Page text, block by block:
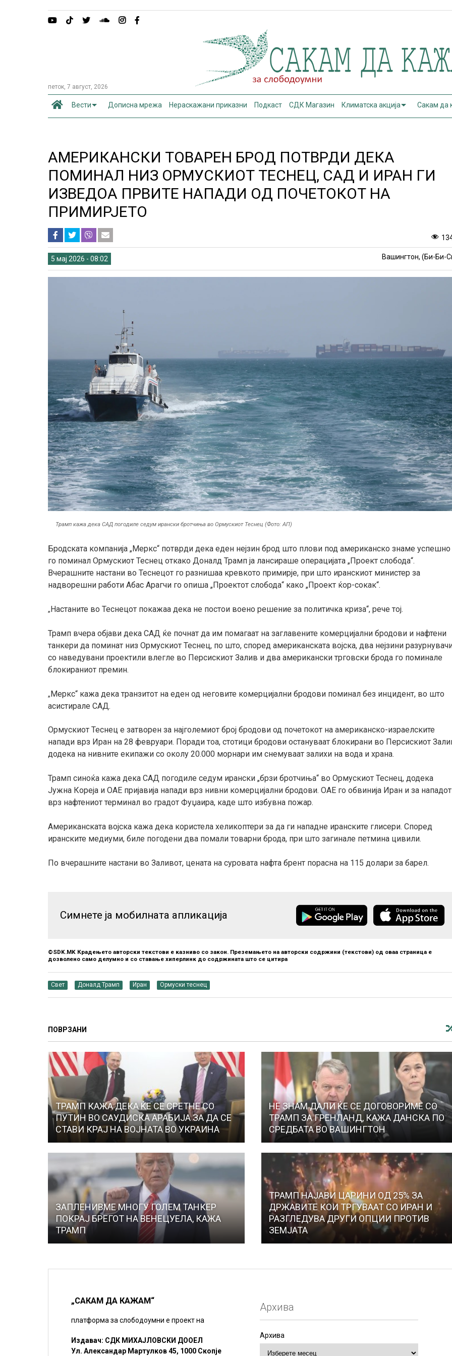
петок, 7 август, 2026
Вести Дописна мрежа Нераскажани приказни Подкаст СДК Магазин Климатска акција Сакам да
АМЕРИКАНСКИ ТОВАРЕН БРОД ПОТВРДИ ДЕКА
ПОМИНАЛ НИЗ ОРМУСКИОТ ТЕСНЕЦ, САД И ИРАН ГИ
ИЗВЕДОА ПРВИТЕ НАПАДИ ОД ПОЧЕТОКОТ НА
ПРИМИРЈЕТО
5 мај 2026 - 08:02 Вашингтон, (Би-Би-
Трамп кажа дека САД погодиле седум ирански бротчиња во Ормускиот Теснец (Фото: АП)
Бродската компанија „Меркс“ потврди дека еден нејзин брод што плови под американско знаме успешно
го поминал Ормускиот Теснец откако Доналд Трамп ја лансираше операцијата „Проект слобода“.
Вчерашните настани во Теснецот го разнишаа кревкото примирје, при што иранскиот министер за
надворешни работи Абас Арагчи го опиша „Проектот слобода“ како „Проект ќор-сокак“.
„Настаните во Теснецот покажаа дека не постои воено решение за политичка криза“, рече тој.
Трамп вчера објави дека САД ќе почнат да им помагаат на заглавените комерцијални бродови и нафтени
танкери да поминат низ Ормускиот Теснец, по што, според американската војска, два нејзини
со наведувани проектили влегле во Персискиот Залив и два американски трговски брода го поминале
блокираниот премин.
„Меркс“ кажа дека транзитот на еден од неговите комерцијални бродови поминал без инцидент, во што
асистирале САД.
Ормускиот Теснец е затворен за најголемиот број бродови од почетокот на американско-израелските
напади врз Иран на 28 февруари. Поради тоа, стотици бродови остануваат блокирани во Персискиот
додека на нивните екипажи со околу 20.000 морнари им снемуваат залихи на вода и храна.
Трамп синоќа кажа дека САД погодиле седум ирански „брзи бротчиња“ во Ормускиот Теснец, додека
Јужна Кореја и ОАЕ пријавија напади врз нивни комерцијални бродови. ОАЕ го обвинија Иран и за нападот
врз нафтениот терминал во градот Фуџаира, каде што избувна пожар.
Американската војска кажа дека користела хеликоптери за да ги нападне иранските глисери. Според
иранските медиуми, биле погодени два помали товарни брода, при што загинале петмина цивили.
По вчерашните настани во Заливот, цената на суровата нафта брент порасна на 115 долари за барел.
Симнете ја мобилната апликација
©SDK.MK Крадењето авторски текстови е казниво со закон. Преземањето на авторски содржини (текстови) од оваа страница е
дозволено само делумно и со ставање хиперлинк до содржината што се цитира
Свет Доналд Трамп Иран Ормуски теснец
ПОВРЗАНИ
ТРАМП КАЖА ДЕКА ЌЕ СЕ СРЕТНЕ СО
ПУТИН ВО САУДИСКА АРАБИЈА ЗА ДА СЕ
СТАВИ КРАЈ НА ВОЈНАТА ВО УКРАИНА
НЕ ЗНАМ ДАЛИ ЌЕ СЕ ДОГОВОРИМЕ СО
ТРАМП ЗА ГРЕНЛАНД, КАЖА ДАНСКА ПО
СРЕДБАТА ВО ВАШИНГТОН
ЗАПЛЕНИВМЕ МНОГУ ГОЛЕМ ТАНКЕР
ПОКРАЈ БРЕГОТ НА ВЕНЕЦУЕЛА, КАЖА
ТРАМП
ТРАМП НАЈАВИ ЦАРИНИ ОД 25% ЗА
ДРЖАВИТЕ КОИ ТРГУВААТ СО ИРАН И
РАЗГЛЕДУВА ДРУГИ ОПЦИИ ПРОТИВ
ЗЕМЈАТА
„САКАМ ДА КАЖАМ“
платформа за слободоумни е проект на
Издавач: СДК МИХАЈЛОВСКИ ДООЕЛ
Ул. Александар Мартулков 45, 1000 Скопје
Архива
Архива